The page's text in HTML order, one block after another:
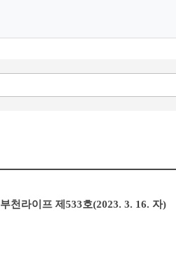
부천라이프 제533호(2023. 3. 16. 자)